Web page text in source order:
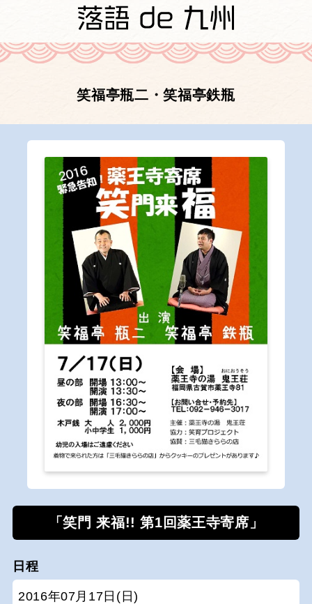
笑福亭瓶二・笑福亭鉄瓶
「笑門 来福!! 第1回薬王寺寄席」
日程
2016年07月17日(日)